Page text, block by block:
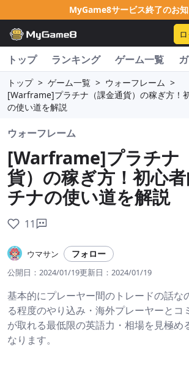
MyGame8サービス終了のお
トップ ランキング ゲーム一覧
トップ > ゲーム一覧 > ウォーフレーム >
[Warframe]プラチナ（課金通貨）の稼ぎ方！
の使い道を解説
ウォーフレーム
[Warframe]プラチナ
貨）の稼ぎ方！初心
チナの使い道を解説
11
ウマサン フォロー
公開日： 2024/01/19更新日： 2024/01/19
基本的にプレーヤー間のトレードの話な
る程度のやり込み・海外プレーヤーとコ
が取れる最低限の英語力・相場を見極め
なります。